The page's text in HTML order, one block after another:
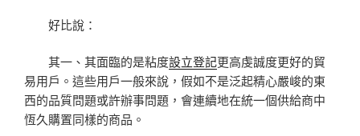
好比說：
其一、其面臨的是粘度設立登記更高虔誠度更好的貿
易用戶。這些用戶一般來說，假如不是泛起精心嚴峻的東
西的品質問題或許辦事問題，會連續地在統一個供給商中
恆久購置同樣的商品。